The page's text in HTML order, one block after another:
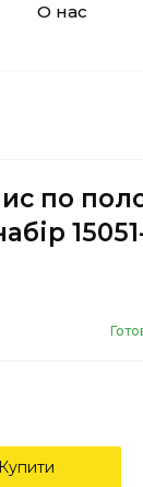
О нас
по
Купити